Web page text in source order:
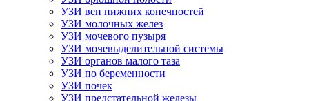
УЗИ вен нижних конечностей
УЗИ молочных желез
УЗИ мочевого пузыря
УЗИ мочевыделительной системы
УЗИ органов малого таза
УЗИ по беременности
УЗИ почек
УЗИ предстательной железы